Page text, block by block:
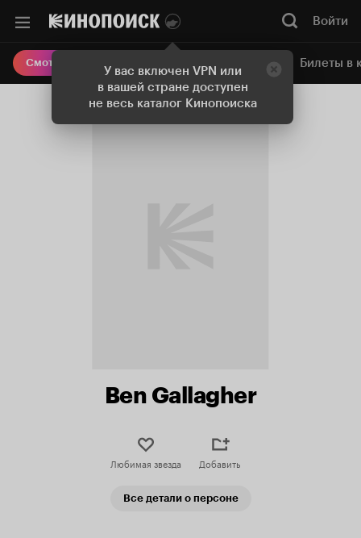
У вас включен VPN или
в вашей стране доступен
не весь каталог Кинопоиска
Войти
Смотреть кино Онлайн-кинотеатр Билеты в
Ben Gallagher
Любимая звезда Добавить
Все детали о персоне